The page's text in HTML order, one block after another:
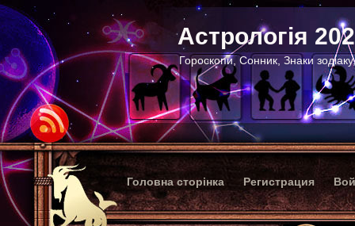
Астрологія
Гороскопи, Сонник, Знаки
Головна сторінка Регистрация